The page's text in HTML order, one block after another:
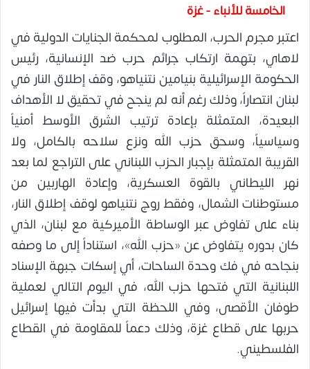
الخامسة للأنباء - غزة
اعتبر مجرم الحرب، المطلوب لمحكمة الجنايات الدولية في
لاهاي، بتهمة ارتكاب جرائم حرب ضد الإنسانية، رئيس
الحكومة الإسرائيلية بنيامين نتنياهو، وقف إطلاق النار في
لبنان انتصاراً، وذلك رغم أنه لم ينجح في تحقيق لا الأهداف
البعيدة، المتمثلة بإعادة ترتيب الشرق الأوسط أمنياً
وسياسياً، وسحق حزب الله ونزع سلاحه بالكامل، ولا
القريبة المتمثلة بإجبار الحزب اللبناني على التراجع لما بعد
نهر الليطاني بالقوة العسكرية، وإعادة الهاربين من
مستوطنات الشمال، وفقط روج نتنياهو لوقف إطلاق النار،
بناء على تفاوض عبر الوساطة الأميركية مع لبنان، الذي
كان بدوره يتفاوض عن «حزب الله»، استناداً إلى ما وصفه
بنجاحه في فك وحدة الساحات، أي إسكات جبهة الإسناد
اللبنانية التي فتحها حزب الله، في اليوم التالي لعملية
طوفان الأقصى، وفي اللحظة التي بدأت فيها إسرائيل
حربها على قطاع غزة، وذلك دعماً للمقاومة في القطاع
الفلسطيني.